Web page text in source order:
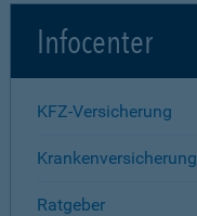
Infocenter
KFZ-Versicherung
Krankenversicherung
Ratgeber